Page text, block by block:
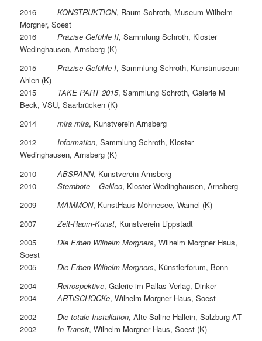
2016 KONSTRUKTION, Raum Schroth, Museum Wilhelm
Morgner, Soest
2016 Präzise Gefühle II, Sammlung Schroth, Kloster
Wedinghausen, Arnsberg (K)
2015 Präzise Gefühle I, Sammlung Schroth, Kunstmuseum
Ahlen (K)
2015 TAKE PART 2015, Sammlung Schroth, Galerie M
Beck, VSU, Saarbrücken (K)
2014 mira mira, Kunstverein Arnsberg
2012 Information, Sammlung Schroth, Kloster
Wedinghausen, Arnsberg (K)
2010 ABSPANN, Kunstverein Arnsberg
2010 Sternbote – Galileo, Kloster Wedinghausen, Arnsberg
2009 MAMMON, KunstHaus Möhnesee, Wamel (K)
2007 Zeit-Raum-Kunst, Kunstverein Lippstadt
2005 Die Erben Wilhelm Morgners, Wilhelm Morgner Haus,
Soest
2005 Die Erben Wilhelm Morgners, Künstlerforum, Bonn
2004 Retrospektive, Galerie im Pallas Verlag, Dinker
2004 ARTiSCHOCKe, Wilhelm Morgner Haus, Soest
2002 Die totale Installation, Alte Saline Hallein, Salzburg AT
2002 In Transit, Wilhelm Morgner Haus, Soest (K)